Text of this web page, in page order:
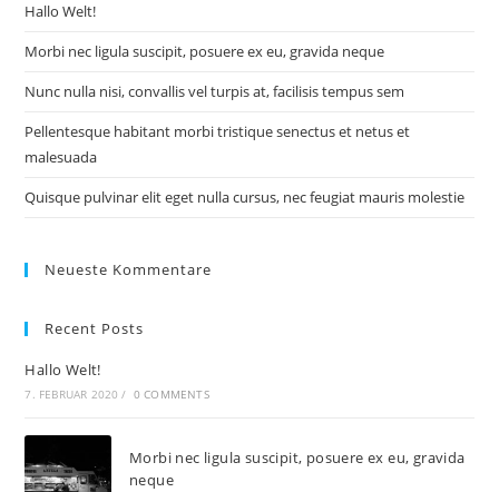
Hallo Welt!
Morbi nec ligula suscipit, posuere ex eu, gravida neque
Nunc nulla nisi, convallis vel turpis at, facilisis tempus sem
Pellentesque habitant morbi tristique senectus et netus et
malesuada
Quisque pulvinar elit eget nulla cursus, nec feugiat mauris molestie
Neueste Kommentare
Recent Posts
Hallo Welt!
7. FEBRUAR 2020 / 0 COMMENTS
Morbi nec ligula suscipit, posuere ex eu, gravida
neque